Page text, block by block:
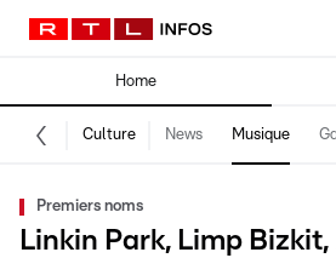
Home
Culture News Musique
Premiers noms
Linkin Park, Limp